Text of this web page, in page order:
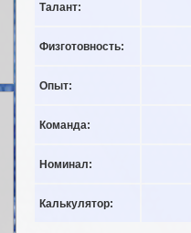
Талант:
Физготовность:
Опыт:
Команда:
Номинал:
Калькулятор: